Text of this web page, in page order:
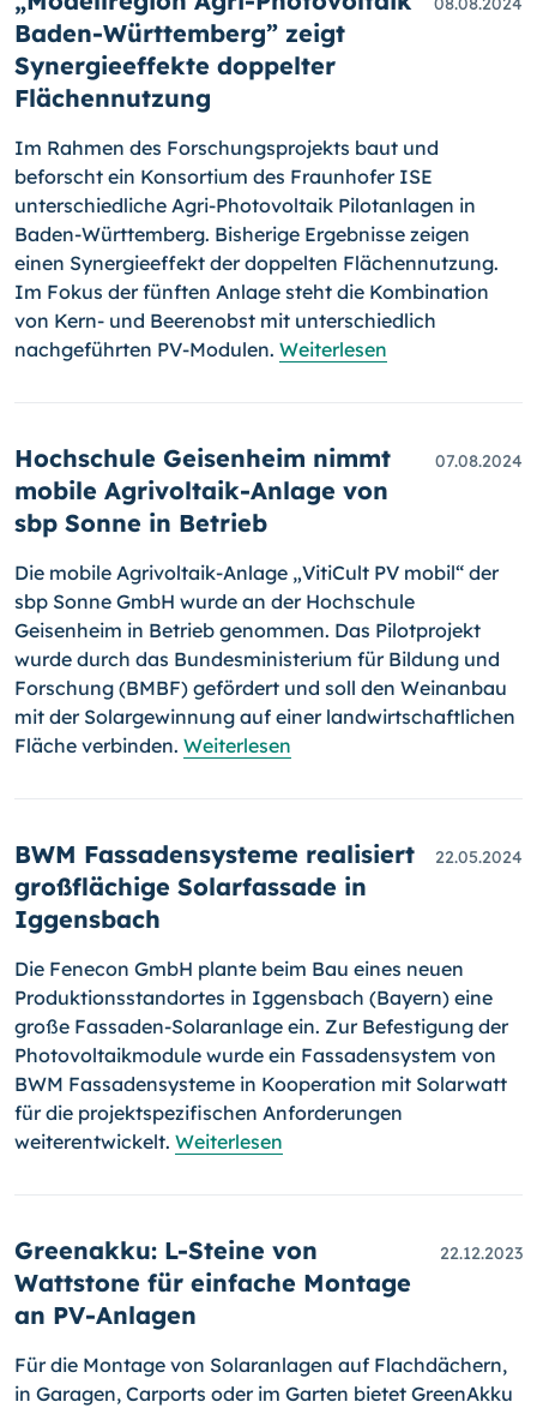
Baden-Württemberg” zeigt
Synergieeffekte doppelter
Flächennutzung
Im Rahmen des Forschungsprojekts baut und
beforscht ein Konsortium des Fraunhofer ISE
unterschiedliche Agri-Photovoltaik Pilotanlagen in
Baden-Württemberg. Bisherige Ergebnisse zeigen
einen Synergieeffekt der doppelten Flächennutzung.
Im Fokus der fünften Anlage steht die Kombination
von Kern- und Beerenobst mit unterschiedlich
nachgeführten PV-Modulen. Weiterlesen
Hochschule Geisenheim nimmt
mobile Agrivoltaik-Anlage von
sbp Sonne in Betrieb
07.08.2024
Die mobile Agrivoltaik-Anlage „VitiCult PV mobil“ der
sbp Sonne GmbH wurde an der Hochschule
Geisenheim in Betrieb genommen. Das Pilotprojekt
wurde durch das Bundesministerium für Bildung und
Forschung (BMBF) gefördert und soll den Weinanbau
mit der Solargewinnung auf einer landwirtschaftlichen
Fläche verbinden. Weiterlesen
BWM Fassadensysteme realisiert
großflächige Solarfassade in
Iggensbach
22.05.2024
Die Fenecon GmbH plante beim Bau eines neuen
Produktionsstandortes in Iggensbach (Bayern) eine
große Fassaden-Solaranlage ein. Zur Befestigung der
Photovoltaikmodule wurde ein Fassadensystem von
BWM Fassadensysteme in Kooperation mit Solarwatt
für die projektspezifischen Anforderungen
weiterentwickelt. Weiterlesen
Greenakku: L-Steine von
Wattstone für einfache Montage
an PV-Anlagen
22.12.2023
Für die Montage von Solaranlagen auf Flachdächern,
in Garagen, Carports oder im Garten bietet GreenAkku